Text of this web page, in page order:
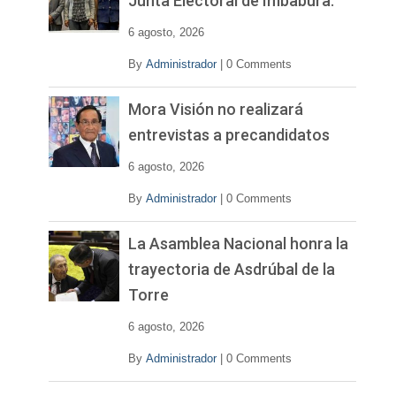
6 agosto, 2026
By Administrador 0 Comments
Mora Visión no realizará
entrevistas a precandidatos
6 agosto, 2026
By Administrador 0 Comments
La Asamblea Nacional honra la
trayectoria de Asdrúbal de la
Torre
6 agosto, 2026
By Administrador 0 Comments